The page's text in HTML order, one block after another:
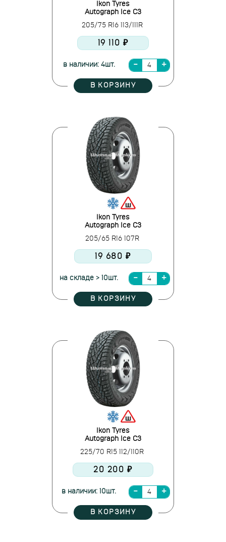
Ikon Tyres
Autograph Ice C3
205/75 R16 113/111R
19 110 ₽
в наличии: 4шт.
В КОРЗИНУ
Ikon Tyres
Autograph Ice C3
205/65 R16 107R
19 680 ₽
на складе > 10шт.
В КОРЗИНУ
Ikon Tyres
Autograph Ice C3
225/70 R15 112/110R
20 200 ₽
в наличии: 10шт.
В КОРЗИНУ